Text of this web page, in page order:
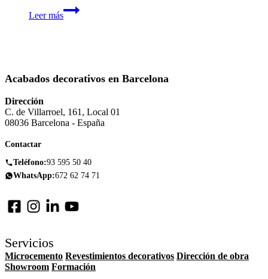
Leer más
Nuevo
showroom
materiales,
espacio
propio
Acabados decorativos en Barcelona
Dirección
C. de Villarroel, 161, Local 01
08036 Barcelona - España
Contactar
Teléfono:93 595 50 40
WhatsApp:672 62 74 71
Servicios
Microcemento Revestimientos decorativos Dirección de obra
Showroom Formación